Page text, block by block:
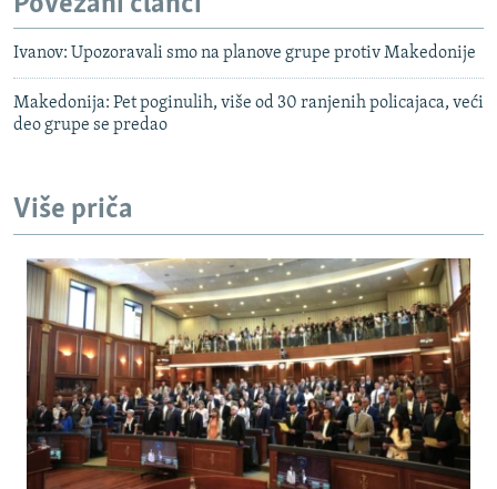
Ivanov: Upozoravali smo na planove grupe protiv Makedonije
Makedonija: Pet poginulih, više od 30 ranjenih policajaca, veći
deo grupe se predao
Više priča